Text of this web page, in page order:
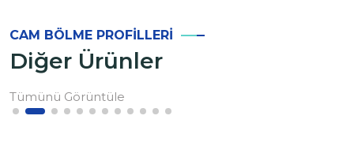
CAM BÖLME PROFILLERI
Diğer Ürünler
Tümünü Görüntüle